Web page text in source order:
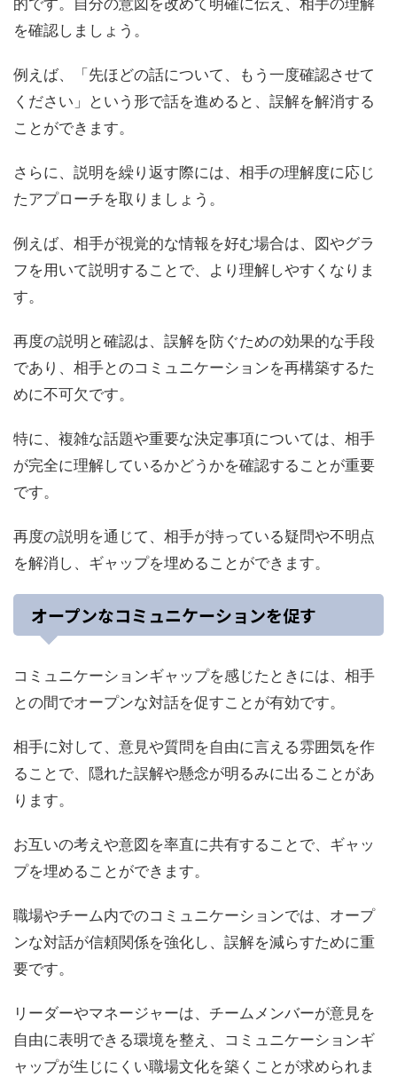
的です。自分の意図を改めて明確に伝え、相手の理解
を確認しましょう。
例えば、「先ほどの話について、もう一度確認させて
ください」という形で話を進めると、誤解を解消する
ことができます。
さらに、説明を繰り返す際には、相手の理解度に応じ
たアプローチを取りましょう。
例えば、相手が視覚的な情報を好む場合は、図やグラ
フを用いて説明することで、より理解しやすくなりま
す。
再度の説明と確認は、誤解を防ぐための効果的な手段
であり、相手とのコミュニケーションを再構築するた
めに不可欠です。
特に、複雑な話題や重要な決定事項については、相手
が完全に理解しているかどうかを確認することが重要
です。
再度の説明を通じて、相手が持っている疑問や不明点
を解消し、ギャップを埋めることができます。
オープンなコミュニケーションを促す
コミュニケーションギャップを感じたときには、相手
との間でオープンな対話を促すことが有効です。
相手に対して、意見や質問を自由に言える雰囲気を作
ることで、隠れた誤解や懸念が明るみに出ることがあ
ります。
お互いの考えや意図を率直に共有することで、ギャッ
プを埋めることができます。
職場やチーム内でのコミュニケーションでは、オープ
ンな対話が信頼関係を強化し、誤解を減らすために重
要です。
リーダーやマネージャーは、チームメンバーが意見を
自由に表明できる環境を整え、コミュニケーションギ
ャップが生じにくい職場文化を築くことが求められま